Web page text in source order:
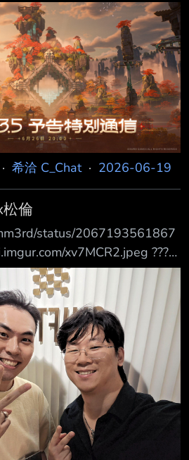
《鳴潮》官方直播間播出，
看！ 大的要來了！ --
· 希洽 C_Chat· 2026-06-19
倫
status/2067193561867
xv7MCR2.jpeg ????
道說下一個連動?? --